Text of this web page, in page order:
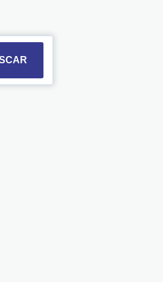
select a date. Press the
and select a date.